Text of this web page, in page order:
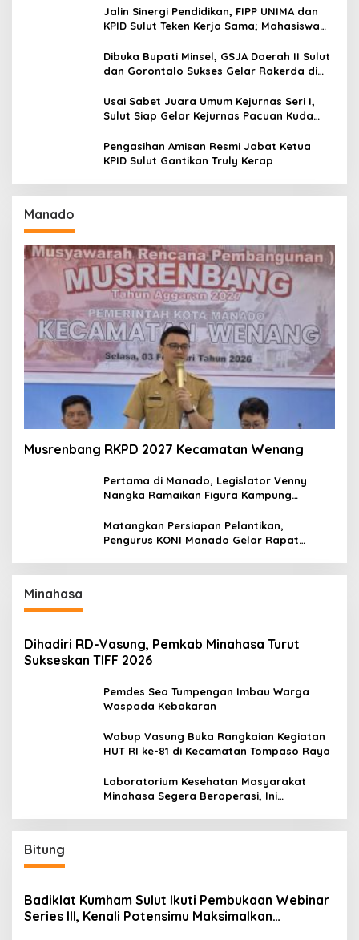
Jalin Sinergi Pendidikan, FIPP UNIMA dan
KPID Sulut Teken Kerja Sama; Mahasiswa
Penyiaran
Dibuka Bupati Minsel, GSJA Daerah II Sulut
dan Gorontalo Sukses Gelar Rakerda di
Usai Sabet Juara Umum Kejurnas Seri I,
Sulut Siap Gelar Kejurnas Pacuan Kuda
Pengasihan Amisan Resmi Jabat Ketua
KPID Sulut Gantikan Truly Kerap
Manado
Musrenbang RKPD 2027 Kecamatan Wenang
Pertama di Manado, Legislator Venny
Nangka Ramaikan Figura Kampung
Matangkan Persiapan Pelantikan,
Pengurus KONI Manado Gelar Rapat
Minahasa
Dihadiri RD-Vasung, Pemkab Minahasa Turut
Sukseskan TIFF 2026
Pemdes Sea Tumpengan Imbau Warga
Waspada Kebakaran
Wabup Vasung Buka Rangkaian Kegiatan
HUT RI ke-81 di Kecamatan Tompaso Raya
Laboratorium Kesehatan Masyarakat
Minahasa Segera Beroperasi, Ini
Bitung
Badiklat Kumham Sulut Ikuti Pembukaan Webinar
Series III, Kenali Potensimu Maksimalkan